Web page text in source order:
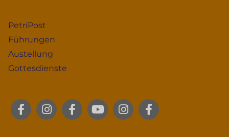
PetriPost
Führungen
Austellung
Gottesdienste